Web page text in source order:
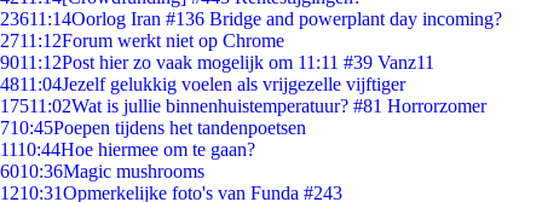
23611:14Oorlog Iran #136 Bridge and powerplant day incoming?
2711:12Forum werkt niet op Chrome
9011:12Post hier zo vaak mogelijk om 11:11 #39 Vanz11
4811:04Jezelf gelukkig voelen als vrijgezelle vijftiger
17511:02Wat is jullie binnenhuistemperatuur? #81 Horrorzomer
710:45Poepen tijdens het tandenpoetsen
1110:44Hoe hiermee om te gaan?
6010:36Magic mushrooms
1210:31Opmerkelijke foto's van Funda #243